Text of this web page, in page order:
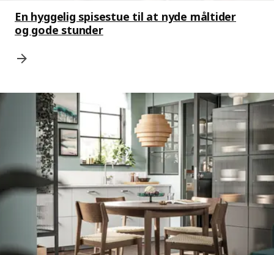
En hyggelig spisestue til at nyde måltider
og gode stunder